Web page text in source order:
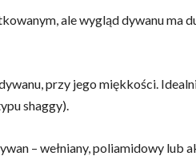
ale wygląd dywanu ma
przy jego miękkości.
shaggy).
– wełniany, poliamidowy lub